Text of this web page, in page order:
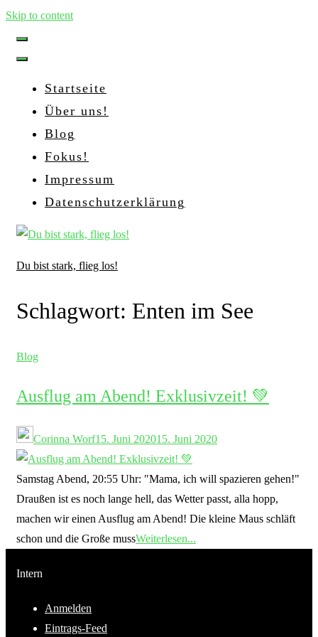
Skip to content
Startseite
Über uns!
Blog
Fokus!
Impressum
Datenschutzerklärung
Du bist stark, flieg los!
Schlagwort: Enten im See
Blog
Ausflug am Abend! Exklusivzeit! 💚
Corinna Worf15. Juni 202015. Juni 2020
Samstag Abend, 20:55 Uhr: "Mama, ich will spazieren gehen!"
Draußen ist es noch lange hell, das Wetter passt, alla hopp,
machen wir einen Ausflug am Abend! Die kleine Maus schläft
schon und die Große mussWeiterlesen...
Intern
Anmelden
Eintrags-Feed